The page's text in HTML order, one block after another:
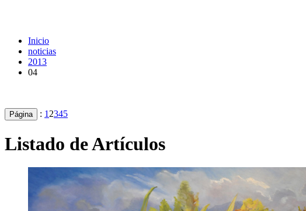
Inicio
noticias
2013
04
Página : 1 2345
Listado de Artículos